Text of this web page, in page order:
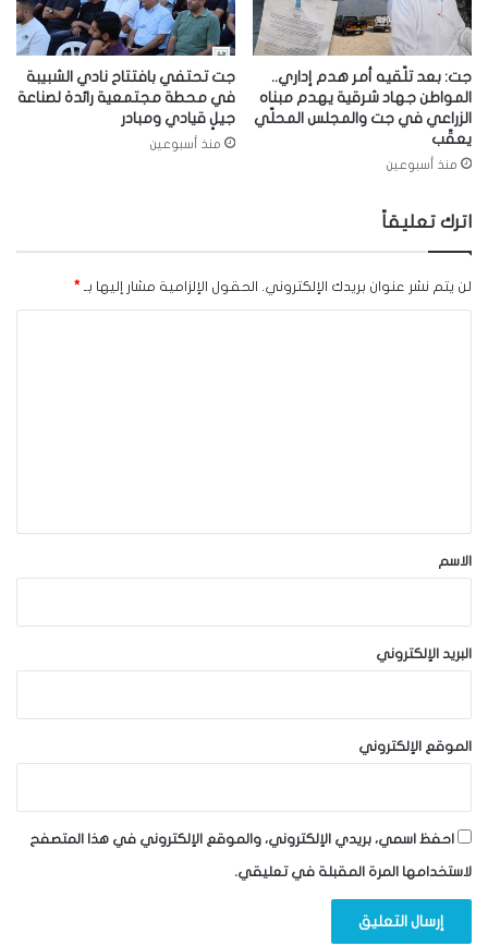
جت: بعد تلّقيه أمر هدم إداري..
المواطن جهاد شرقية يهدم مبناه
الزراعي في جت والمجلس المحلّي
يعقّب
منذ أسبوعين
جت تحتفي بافتتاح نادي الشبيبة
في محطة مجتمعية رائدة لصناعة
جيلٍ قيادي ومبادر
منذ أسبوعين
اترك تعليقاً
لن يتم نشر عنوان بريدك الإلكتروني. الحقول الإلزامية مشار إليها بـ *
*الاسم
البريد الإلكتروني
الموقع الإلكتروني
احفظ اسمي، بريدي الإلكتروني، والموقع الإلكتروني في هذا المتصفح
لاستخدامها المرة المقبلة في تعليقي.